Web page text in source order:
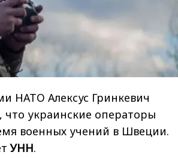
НАТО Алексус Гринкевич
украинские операторы
военных учений в Швеции.
УНН.